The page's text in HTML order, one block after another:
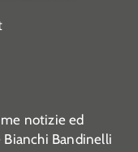
notizie ed
Bianchi Bandinelli